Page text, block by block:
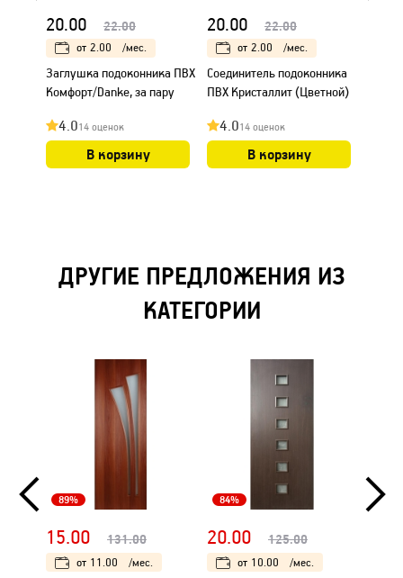
20.00 22.00
от 2.00 /мес.
Заглушка подоконника ПВХ
Комфорт/Danke, за пару
4.014 оценок
В корзину
20.00 22.00
от 2.00 /мес.
Соединитель подоконника
ПВХ Кристаллит (Цветной)
4.014 оценок
В корзину
ДРУГИЕ ПРЕДЛОЖЕНИЯ ИЗ
КАТЕГОРИИ
89%
15.00 131.00
от 11.00 /мес.
84%
20.00 125.00
от 10.00 /мес.
80%